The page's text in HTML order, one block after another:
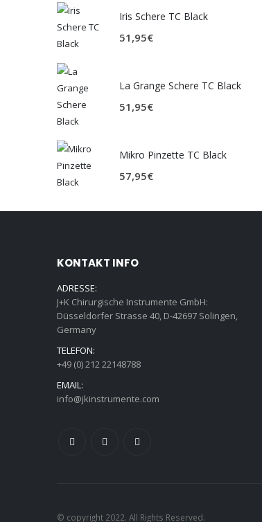
Iris Schere TC Black
51,95€
La Grange Schere TC Black
51,95€
Mikro Pinzette TC Black
57,95€
KONTAKT INFO
ADRESSE:
J+K Chirurgische Instrumente GmbH:
Düsseldorfer Strasse 40, D-42697 Solingen,
Germany
TELEFON:
+49 (0) 212 22148788
EMAIL:
info@jkinstrumente.com
© copyright 2022. All Rights Reserved.